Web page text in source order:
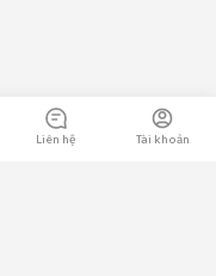
Liên hệ Tài khoản